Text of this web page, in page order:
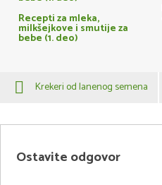
Recepti za mleka,
milkšejkove i smutije za
bebe (1. deo)
Krekeri od lanenog semena
Ostavite odgovor